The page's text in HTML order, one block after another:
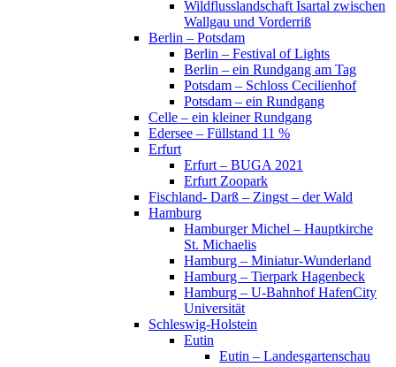
Wildflusslandschaft Isartal zwischen
Wallgau und Vorderriß
Berlin – Potsdam
Berlin – Festival of Lights
Berlin – ein Rundgang am Tag
Potsdam – Schloss Cecilienhof
Potsdam – ein Rundgang
Celle – ein kleiner Rundgang
Edersee – Füllstand 11 %
Erfurt
Erfurt – BUGA 2021
Erfurt Zoopark
Fischland- Darß – Zingst – der Wald
Hamburg
Hamburger Michel – Hauptkirche
St. Michaelis
Hamburg – Miniatur-Wunderland
Hamburg – Tierpark Hagenbeck
Hamburg – U-Bahnhof HafenCity
Universität
Schleswig-Holstein
Eutin
Eutin – Landesgartenschau